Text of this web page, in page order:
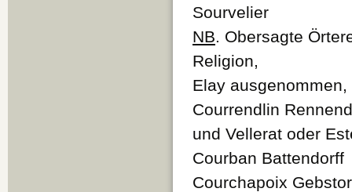
Sourvelier
NB . Obersagte
Religion,
Elay
Courrendlin
und Vellerat oder
Courban Battendorff
Courchapoix